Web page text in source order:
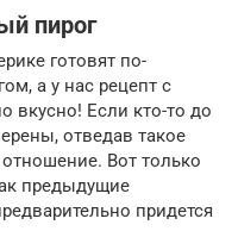
пирог
готовят по-
а у нас рецепт с
вкусно! Если кто-то до
отведав такое
Вот только
предыдущие
придется